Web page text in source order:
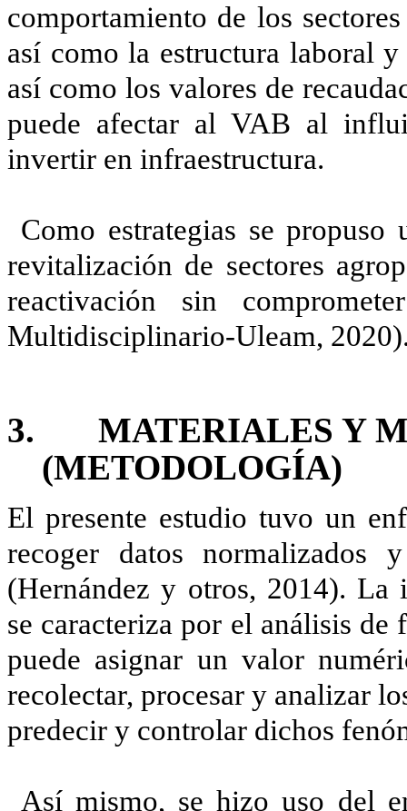
comportamiento de los
así como la estructura laboral
así como los valores de
puede afectar al VAB al
invertir en infraestructura.
Como estrategias se
revitalización de sectores
reactivación sin
Multidisciplinario-Uleam,
3. MATERIALES Y
(METODOLOGÍA)
El presente estudio tuvo un
recoger datos normalizados
(Hernández y otros, 2014). La
se caracteriza por el análisis de
puede asignar un valor
recolectar, procesar y analizar
predecir y controlar dichos
Así mismo, se hizo uso del